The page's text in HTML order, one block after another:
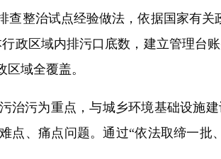
整治试点经验做法，依据国家有关
政区域内排污口底数，建立管理台
域全覆盖。
污为重点，与城乡环境基础设施建
点、痛点问题。通过“依法取缔一批